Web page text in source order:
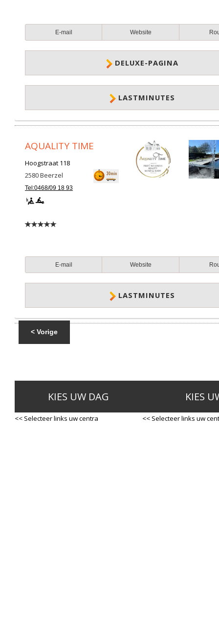
E-mail Website
DELUXE-PAGINA
LASTMINUTES
AQUALITY TIME
Hoogstraat 118
2580Beerzel
Tel:0468/09 18 93
E-mail Website
LASTMINUTES
< Vorige
KIES UW DAG
<< Selecteer links uw centra
KIES
<< Selecteer links uw